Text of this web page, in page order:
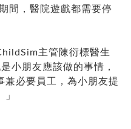
間，醫院遊戲都需要停
主管陳衍標醫生
小朋友應該做的事情，
兼必要員工，為小朋友提